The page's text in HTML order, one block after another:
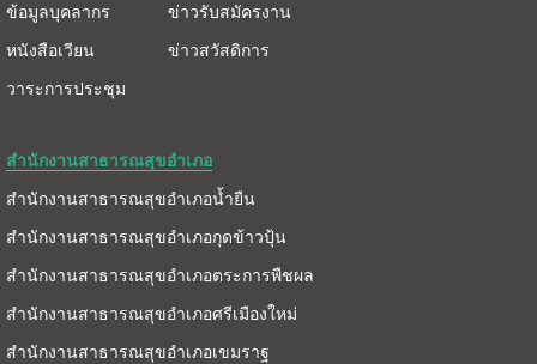
ข้อมูลบุคลากร
หนังสือเวียน
วาระการประชุม
ข่าวรับสมัครงาน
ข่าวสวัสดิการ
สำนักงานสาธารณสุขอำเภอ
สำนักงานสาธารณสุขอำเภอน้ำยืน
สำนักงานสาธารณสุขอำเภอกุดข้าวปุ้น
สำนักงานสาธารณสุขอำเภอตระการพืชผล
สำนักงานสาธารณสุขอำเภอศรีเมืองใหม่
สำนักงานสาธารณสุขอำเภอเขมราฐ